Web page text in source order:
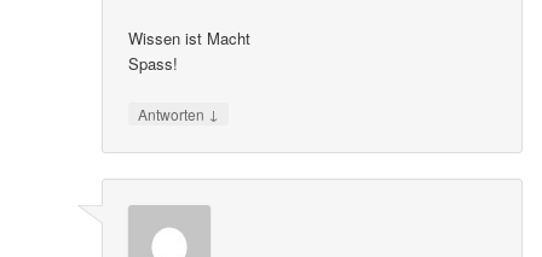
Wissen ist Macht
Spass!
Antworten ↓